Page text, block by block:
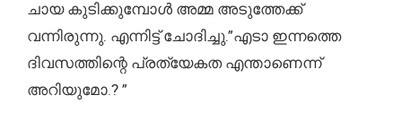
ചായ കുടിക്കുമ്പോൾ അമ്മ അടുത്തേക്ക്
വന്നിരുന്നു. എന്നിട്ട് ചോദിച്ചു.”എടാ ഇന്നത്തെ
ദിവസത്തിന്റെ പ്രത്യേകത എന്താണെന്ന്
അറിയുമോ.? ”